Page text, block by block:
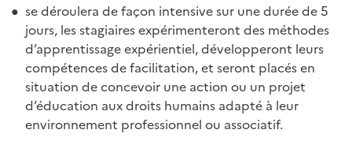
se déroulera de façon intensive sur une durée de 5
jours, les stagiaires expérimenteront des méthodes
d’apprentissage expérientiel, développeront leurs
compétences de facilitation, et seront placés en
situation de concevoir une action ou un projet
d’éducation aux droits humains adapté à leur
environnement professionnel ou associatif.